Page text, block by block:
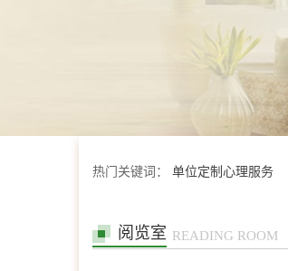
热门关键词： 单位定制心理服务
阅览室 READING ROOM